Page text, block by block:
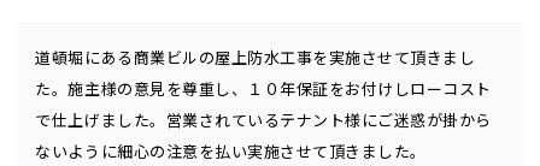
道頓堀にある商業ビルの屋上防水工事を実施させて頂きまし
た。施主様の意見を尊重し、１０年保証をお付けしローコスト
で仕上げました。営業されているテナント様にご迷惑が掛から
ないように細心の注意を払い実施させて頂きました。